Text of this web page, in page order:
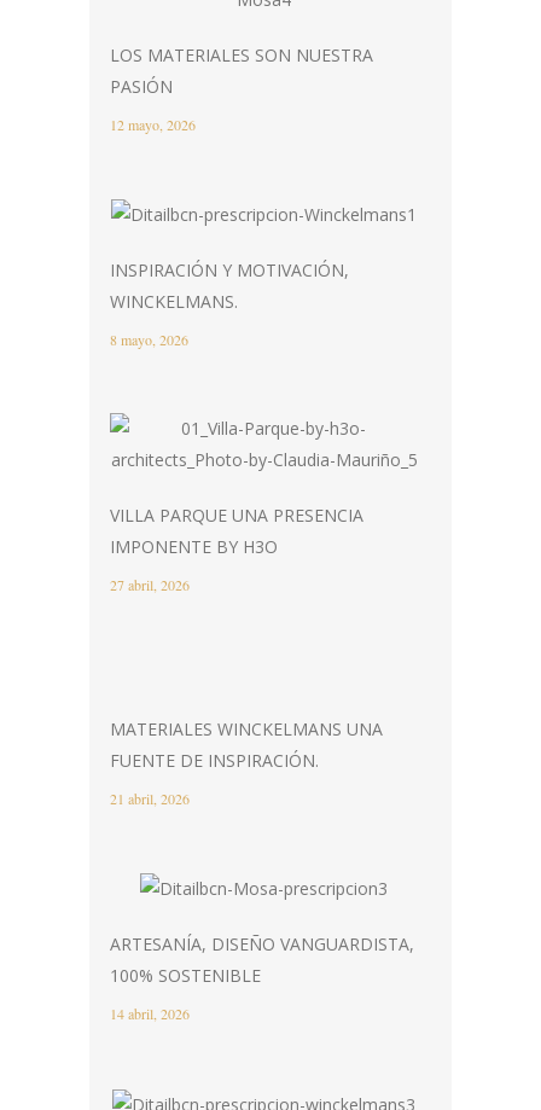
LOS MATERIALES SON NUESTRA
PASIÓN
12 mayo, 2026
INSPIRACIÓN Y MOTIVACIÓN,
WINCKELMANS.
8 mayo, 2026
VILLA PARQUE UNA PRESENCIA
IMPONENTE BY H3O
27 abril, 2026
MATERIALES WINCKELMANS UNA
FUENTE DE INSPIRACIÓN.
21 abril, 2026
ARTESANÍA, DISEÑO VANGUARDISTA,
100% SOSTENIBLE
14 abril, 2026